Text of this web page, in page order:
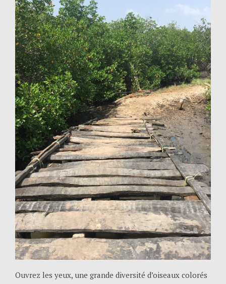
Ouvrez les yeux, une grande diversité d’oiseaux colorés